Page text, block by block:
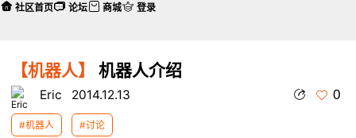
【机器人】 机器人介绍
Eric 2014.12.13 0
#机器人 #讨论
社区首页 论坛 商城 登录